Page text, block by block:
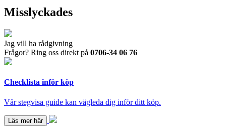
Misslyckades
Jag vill ha rådgivning
Frågor? Ring oss direkt på 0706-34 06 76
Checklista inför köp
Vår stegvisa guide kan vägleda dig inför ditt köp.
Läs mer här